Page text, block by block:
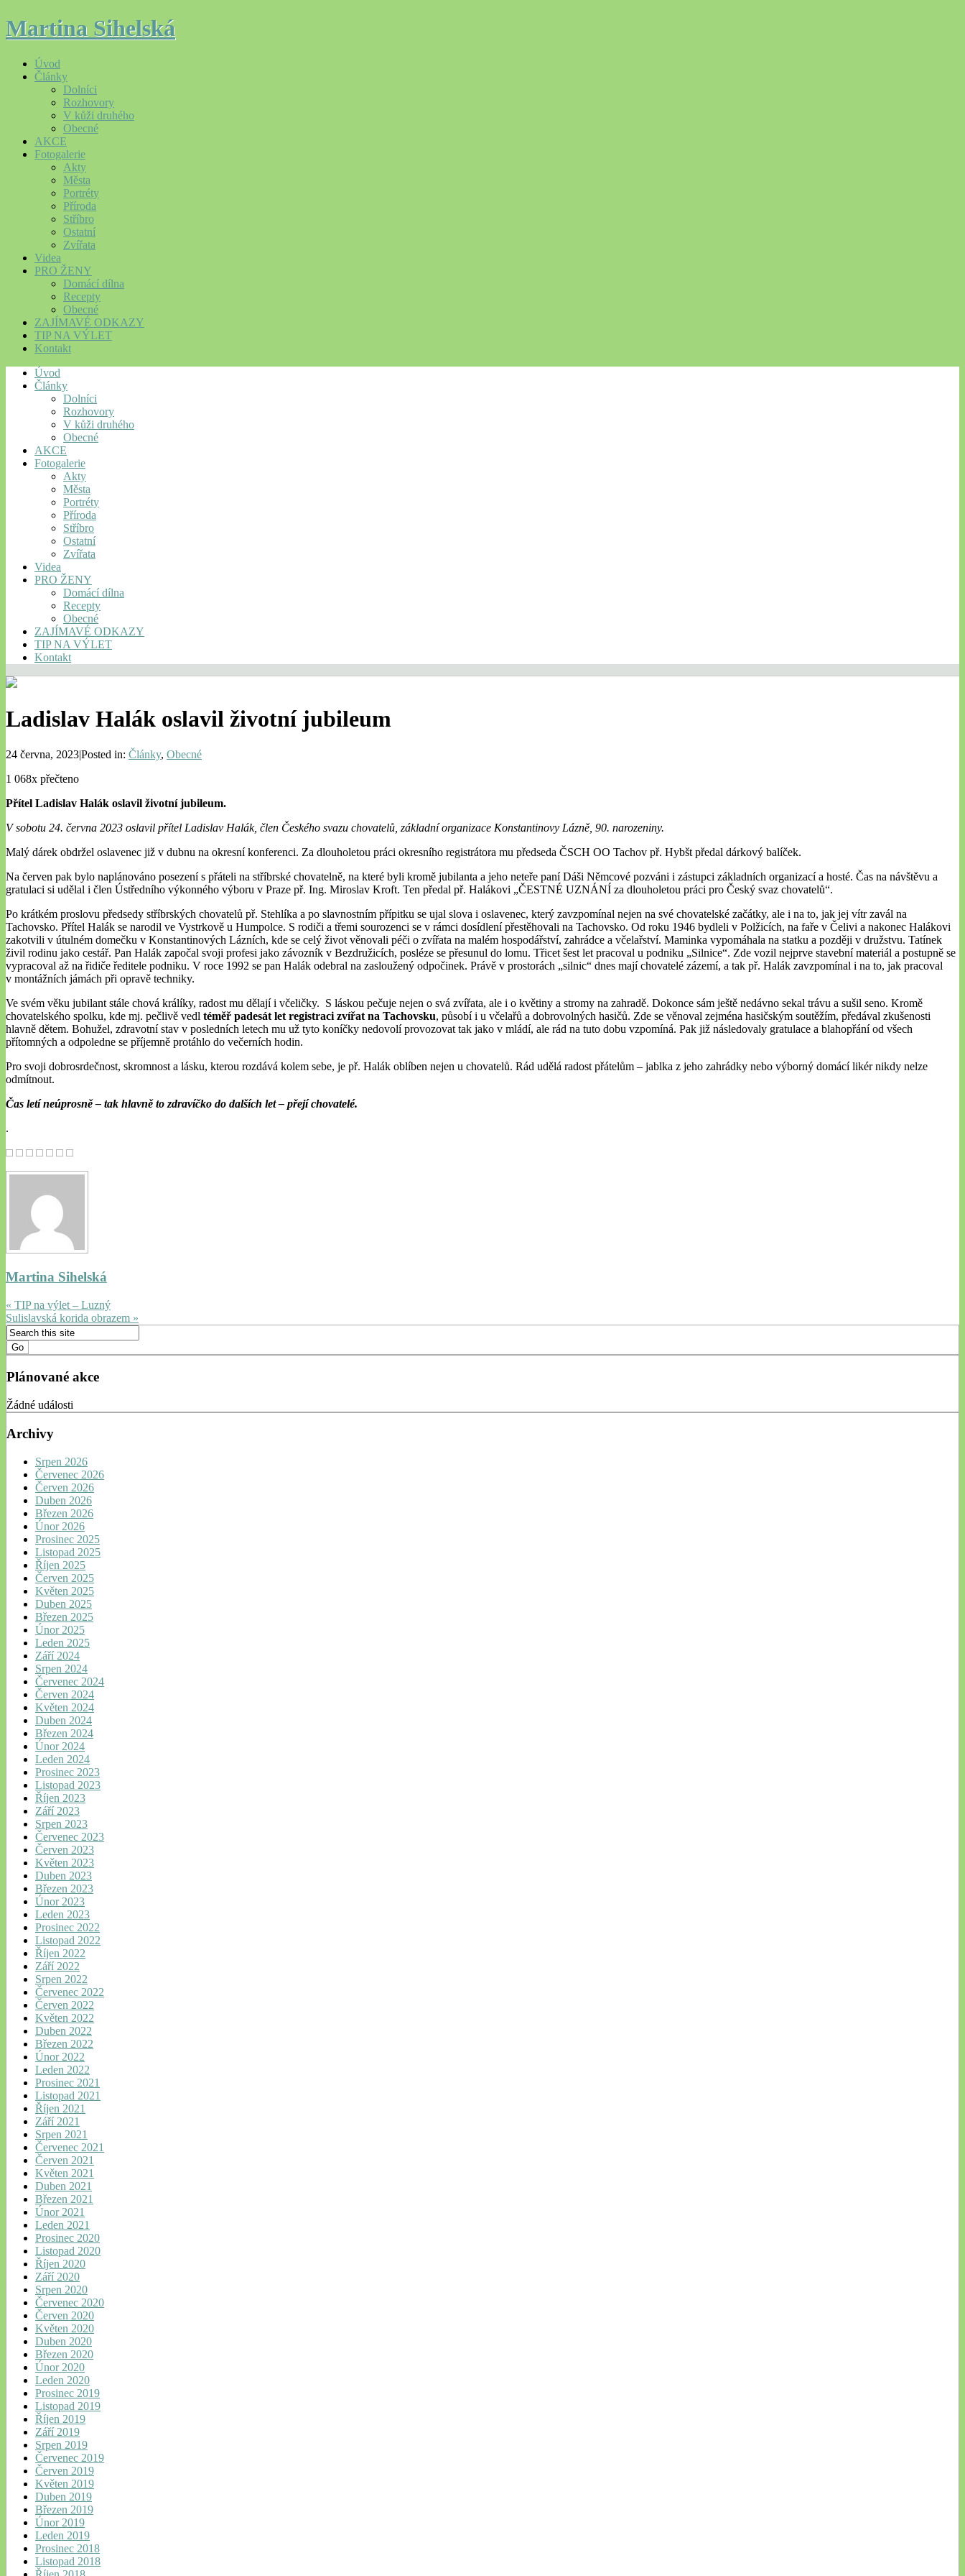
Martina Sihelská
Úvod
Články
Dolníci
Rozhovory
V kůži druhého
Obecné
AKCE
Fotogalerie
Akty
Města
Portréty
Příroda
Stříbro
Ostatní
Zvířata
Videa
PRO ŽENY
Domácí dílna
Recepty
Obecné
ZAJÍMAVÉ ODKAZY
TIP NA VÝLET
Kontakt
Úvod
Články
Dolníci
Rozhovory
V kůži druhého
Obecné
AKCE
Fotogalerie
Akty
Města
Portréty
Příroda
Stříbro
Ostatní
Zvířata
Videa
PRO ŽENY
Domácí dílna
Recepty
Obecné
ZAJÍMAVÉ ODKAZY
TIP NA VÝLET
Kontakt
Ladislav Halák oslavil životní jubileum
24 června, 2023|Posted in: Články, Obecné
1 068x přečteno
Přítel Ladislav Halák oslavil životní jubileum.
V sobotu 24. června 2023 oslavil přítel Ladislav Halák, člen Českého svazu chovatelů, základní organizace Konstantinovy Lázně, 90. narozeniny.
Malý dárek obdržel oslavenec již v dubnu na okresní konferenci. Za dlouholetou práci okresního registrátora mu předseda ČSCH OO Tachov př. Hybšt předal dárkový balíček.
Na červen pak bylo naplánováno posezení s přáteli na stříbrské chovatelně, na které byli kromě jubilanta a jeho neteře paní Dáši Němcové pozváni i zástupci základních organizací a hosté. Čas na návštěvu a
gratulaci si udělal i člen Ústředního výkonného výboru v Praze př. Ing. Miroslav Kroft. Ten předal př. Halákovi „ČESTNÉ UZNÁNÍ za dlouholetou práci pro Český svaz chovatelů“.
Po krátkém proslovu předsedy stříbrských chovatelů př. Stehlíka a po slavnostním přípitku se ujal slova i oslavenec, který zavzpomínal nejen na své chovatelské začátky, ale i na to, jak jej vítr zavál na
Tachovsko. Přítel Halák se narodil ve Vystrkově u Humpolce. S rodiči a třemi sourozenci se v rámci dosídlení přestěhovali na Tachovsko. Od roku 1946 bydleli v Polžicích, na faře v Čelivi a nakonec Halákovi
zakotvili v útulném domečku v Konstantinových Lázních, kde se celý život věnovali péči o zvířata na malém hospodářství, zahrádce a včelařství. Maminka vypomáhala na statku a později v družstvu. Tatínek
živil rodinu jako cestář. Pan Halák započal svoji profesi jako závozník v Bezdružicích, posléze se přesunul do lomu. Třicet šest let pracoval u podniku „Silnice“. Zde vozil nejprve stavební materiál a postupně se
vypracoval až na řidiče ředitele podniku. V roce 1992 se pan Halák odebral na zasloužený odpočinek. Právě v prostorách „silnic“ dnes mají chovatelé zázemí, a tak př. Halák zavzpomínal i na to, jak pracoval
v montážních jámách při opravě techniky.
Ve svém věku jubilant stále chová králíky, radost mu dělají i včeličky. S láskou pečuje nejen o svá zvířata, ale i o květiny a stromy na zahradě. Dokonce sám ještě nedávno sekal trávu a sušil seno. Kromě
chovatelského spolku, kde mj. pečlivě vedl téměř padesát let registraci zvířat na Tachovsku, působí i u včelařů a dobrovolných hasičů. Zde se věnoval zejména hasičským soutěžím, předával zkušenosti
hlavně dětem. Bohužel, zdravotní stav v posledních letech mu už tyto koníčky nedovolí provozovat tak jako v mládí, ale rád na tuto dobu vzpomíná. Pak již následovaly gratulace a blahopřání od všech
přítomných a odpoledne se příjemně protáhlo do večerních hodin.
Pro svoji dobrosrdečnost, skromnost a lásku, kterou rozdává kolem sebe, je př. Halák oblíben nejen u chovatelů. Rád udělá radost přátelům – jablka z jeho zahrádky nebo výborný domácí likér nikdy nelze
odmítnout.
Čas letí neúprosně – tak hlavně to zdravíčko do dalších let – přejí chovatelé.
.
Martina Sihelská
« TIP na výlet – Luzný
Sulislavská korida obrazem »
Plánované akce
Žádné události
Archivy
Srpen 2026
Červenec 2026
Červen 2026
Duben 2026
Březen 2026
Únor 2026
Prosinec 2025
Listopad 2025
Říjen 2025
Červen 2025
Květen 2025
Duben 2025
Březen 2025
Únor 2025
Leden 2025
Září 2024
Srpen 2024
Červenec 2024
Červen 2024
Květen 2024
Duben 2024
Březen 2024
Únor 2024
Leden 2024
Prosinec 2023
Listopad 2023
Říjen 2023
Září 2023
Srpen 2023
Červenec 2023
Červen 2023
Květen 2023
Duben 2023
Březen 2023
Únor 2023
Leden 2023
Prosinec 2022
Listopad 2022
Říjen 2022
Září 2022
Srpen 2022
Červenec 2022
Červen 2022
Květen 2022
Duben 2022
Březen 2022
Únor 2022
Leden 2022
Prosinec 2021
Listopad 2021
Říjen 2021
Září 2021
Srpen 2021
Červenec 2021
Červen 2021
Květen 2021
Duben 2021
Březen 2021
Únor 2021
Leden 2021
Prosinec 2020
Listopad 2020
Říjen 2020
Září 2020
Srpen 2020
Červenec 2020
Červen 2020
Květen 2020
Duben 2020
Březen 2020
Únor 2020
Leden 2020
Prosinec 2019
Listopad 2019
Říjen 2019
Září 2019
Srpen 2019
Červenec 2019
Červen 2019
Květen 2019
Duben 2019
Březen 2019
Únor 2019
Leden 2019
Prosinec 2018
Listopad 2018